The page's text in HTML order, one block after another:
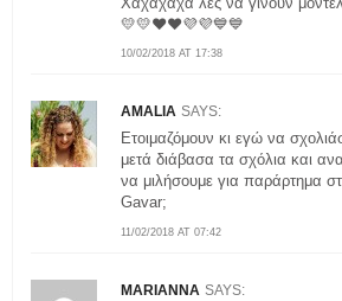
10/02/2018 AT 17:38
💛💛❤❤💜💜💙💙
AMALIA SAYS:
11/02/2018 AT 07:42
Ετοιμαζόμουν κι εγώ να
μετά διάβασα τα σχόλια και
να μιλήσουμε για παράρτημα
Gavar;
MARIANNA SAYS: